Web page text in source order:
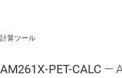
イズ、オペアンプ
計算ツール
AM261X-PET-CALC —